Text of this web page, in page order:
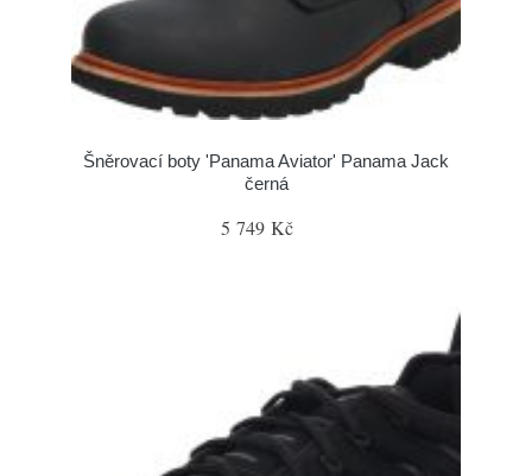
Šněrovací boty 'Panama Aviator' Panama Jack
černá
5 749 Kč